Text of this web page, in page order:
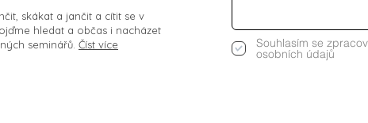
skákat a jančit a cítit se v
hledat a občas i nacházet
seminářů. Číst více Souhlasím se
osobních údajů